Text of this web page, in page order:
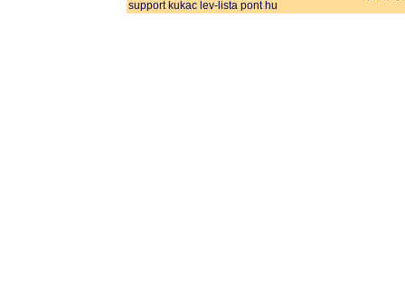
support kukac lev-lista pont hu